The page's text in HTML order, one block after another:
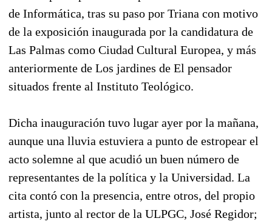
de Informática, tras su paso por Triana con motivo
de la exposición inaugurada por la candidatura de
Las Palmas como Ciudad Cultural Europea, y más
anteriormente de Los jardines de El pensador
situados frente al Instituto Teológico.
Dicha inauguración tuvo lugar ayer por la mañana,
aunque una lluvia estuviera a punto de estropear el
acto solemne al que acudió un buen número de
representantes de la política y la Universidad. La
cita contó con la presencia, entre otros, del propio
artista, junto al rector de la ULPGC, José Regidor;